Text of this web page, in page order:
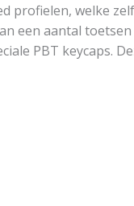
profielen, welke
een aantal
PBT keycaps.